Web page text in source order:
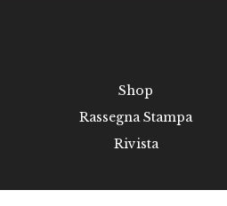
Shop
Rassegna Stampa
Rivista